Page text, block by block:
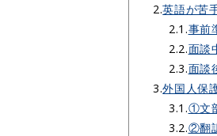
2.英語が苦
2.1.事前
2.2.面談
2.3.面談
3.外国人保
3.1.①文
3.2.②翻